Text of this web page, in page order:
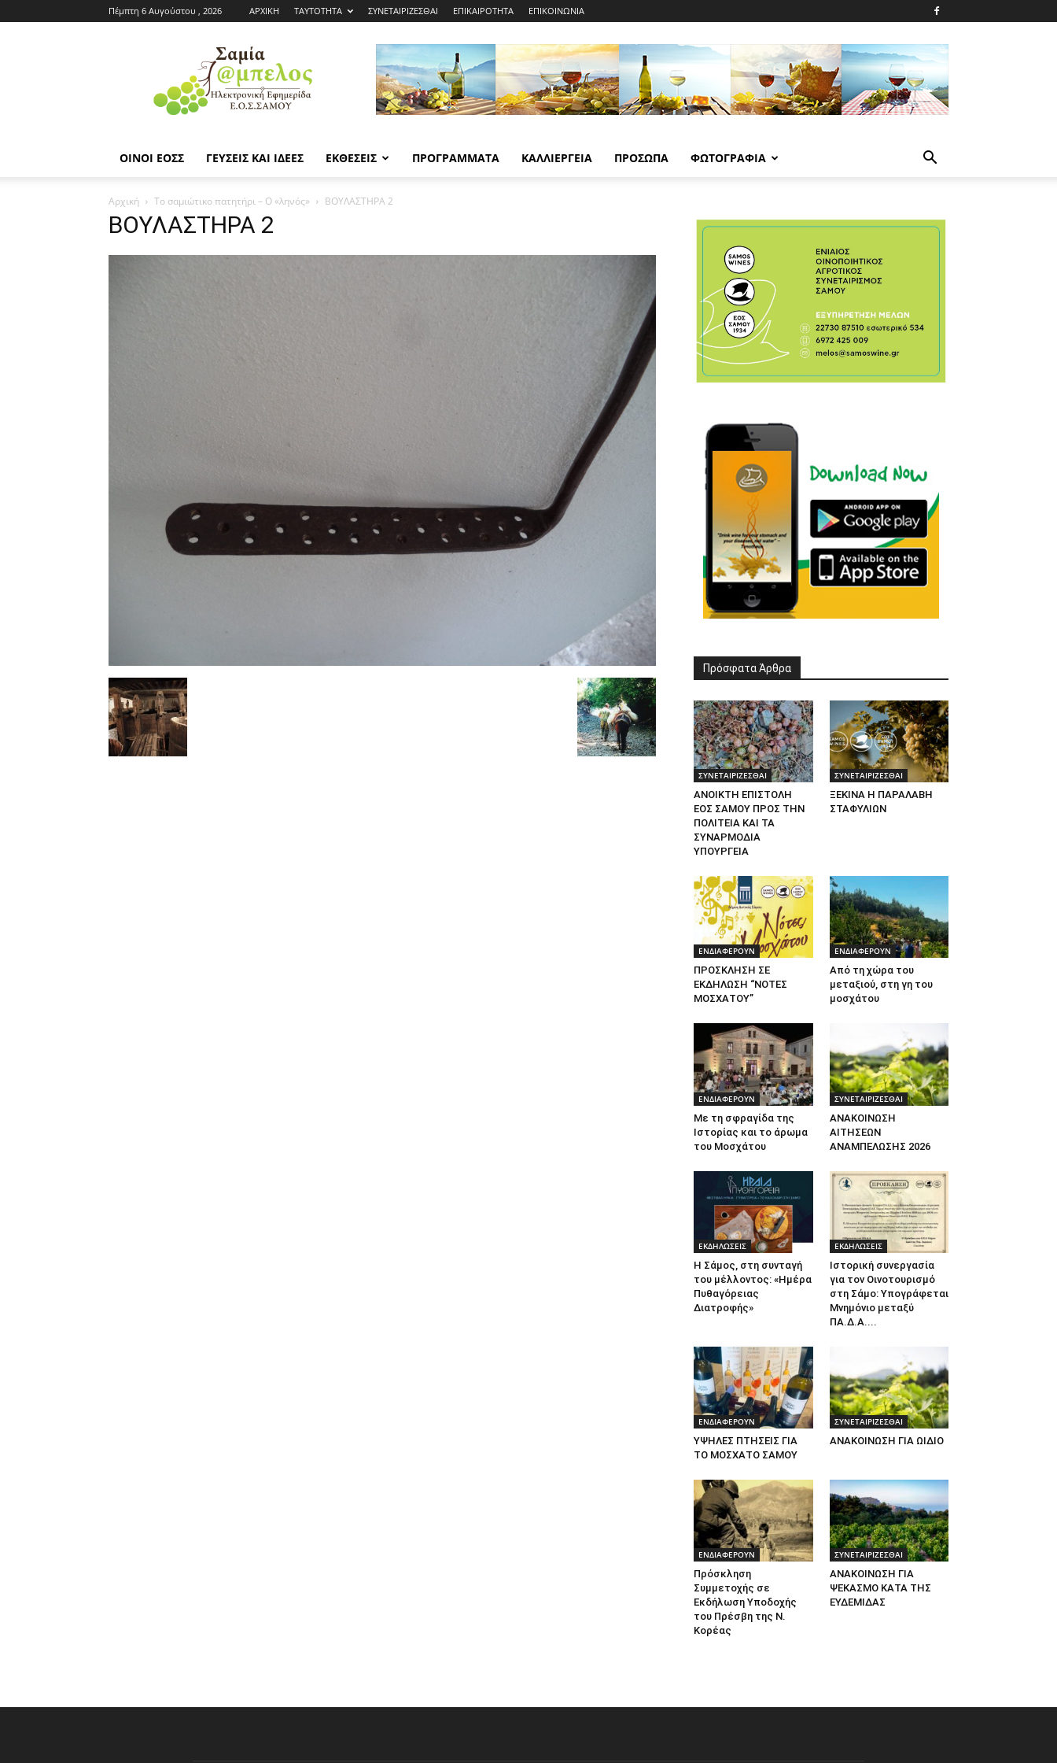
Πέμπτη 6 Αυγούστου , 2026 ΑΡΧΙΚΗ ΤΑΥΤΟΤΗΤΑ ΣΥΝΕΤΑΙΡΙΖΕΣΘΑΙ ΕΠΙΚΑΙΡΟΤΗΤΑ ΕΠΙΚΟΙΝΩΝΙΑ
Εφημερίδα
ΕΟΣΣ
|
Σαμία
ΟΙΝΟΙ ΕΟΣΣ ΓΕΥΣΕΙΣ ΚΑΙ ΙΔΕΕΣ ΕΚΘΕΣΕΙΣ ΠΡΟΓΡΑΜΜΑΤΑ ΚΑΛΛΙΕΡΓΕΙΑ ΠΡΟΣΩΠΑ ΦΩΤΟΓΡΑΦΙΑ
Αρχική Το σαμιώτικο πατητήρι – Ο «ληνός» ΒΟΥΛΑΣΤΗΡΑ 2
ΒΟΥΛΑΣΤΗΡΑ 2
Πρόσφατα Άρθρα
ΣΥΝΕΤΑΙΡΙΖΕΣΘΑΙ
ΑΝΟΙΚΤΗ ΕΠΙΣΤΟΛΗ
ΕΟΣ ΣΑΜΟΥ ΠΡΟΣ ΤΗΝ
ΠΟΛΙΤΕΙΑ ΚΑΙ ΤΑ
ΣΥΝΑΡΜΟΔΙΑ
ΥΠΟΥΡΓΕΙΑ
ΣΥΝΕΤΑΙΡΙΖΕΣΘΑΙ
ΞΕΚΙΝΑ Η ΠΑΡΑΛΑΒΗ
ΣΤΑΦΥΛΙΩΝ
ΕΝΔΙΑΦΕΡΟΥΝ
ΠΡΟΣΚΛΗΣΗ ΣΕ
ΕΚΔΗΛΩΣΗ “ΝΟΤΕΣ
ΜΟΣΧΑΤΟΥ”
ΕΝΔΙΑΦΕΡΟΥΝ
Από τη χώρα του
μεταξιού, στη γη του
μοσχάτου
ΕΝΔΙΑΦΕΡΟΥΝ
Με τη σφραγίδα της
Ιστορίας και το άρωμα
του Μοσχάτου
ΣΥΝΕΤΑΙΡΙΖΕΣΘΑΙ
ΑΝΑΚΟΙΝΩΣΗ
ΑΙΤΗΣΕΩΝ
ΑΝΑΜΠΕΛΩΣΗΣ 2026
ΕΚΔΗΛΩΣΕΙΣ
Η Σάμος, στη συνταγή
του μέλλοντος: «Ημέρα
Πυθαγόρειας
Διατροφής»
ΕΚΔΗΛΩΣΕΙΣ
Ιστορική συνεργασία
για τον Οινοτουρισμό
στη Σάμο: Υπογράφεται
Μνημόνιο μεταξύ
ΠΑ.Δ.Α....
ΕΝΔΙΑΦΕΡΟΥΝ
ΥΨΗΛΕΣ ΠΤΗΣΕΙΣ ΓΙΑ
ΤΟ ΜΟΣΧΑΤΟ ΣΑΜΟΥ
ΣΥΝΕΤΑΙΡΙΖΕΣΘΑΙ
ΑΝΑΚΟΙΝΩΣΗ ΓΙΑ ΩΙΔΙΟ
ΕΝΔΙΑΦΕΡΟΥΝ
Πρόσκληση
Συμμετοχής σε
Εκδήλωση Υποδοχής
του Πρέσβη της Ν.
Κορέας
ΣΥΝΕΤΑΙΡΙΖΕΣΘΑΙ
ΑΝΑΚΟΙΝΩΣΗ ΓΙΑ
ΨΕΚΑΣΜΟ ΚΑΤΑ ΤΗΣ
ΕΥΔΕΜΙΔΑΣ